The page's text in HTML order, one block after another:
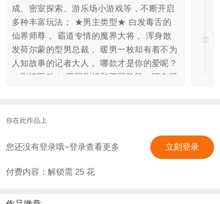
成、密室探索、游乐场小游戏等，不断开启
多种丰富玩法； ★男主类型★ 白发毒舌的
仙界师尊， 霸道专情的魔界大将， 浑身散
发荷尔蒙的型男总裁， 暖男一枚却有着不为
人知故事的记者大人， 哪款才是你的爱呢？
★剧情互动★ 不同剧情和不同阶段，可实现
满足于小剧场的局限性， 直接在故事线中实
入，逐渐发掘人物背后的关系线条，以及现
实与梦境中的世界，到底哪个才是真实的？
寻找猫咪欢迎加入“林唯安的超短裙”，群
本娘：hello猫咪、浮生隐【青玉阁工作
你在此作品上
您还没有登录哦~登录查看更多 立刻登录
付费内容：解锁需 25花